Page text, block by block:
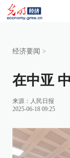
经济要闻 >
在中亚
来源： 人民日报
2025-06-18 09:25